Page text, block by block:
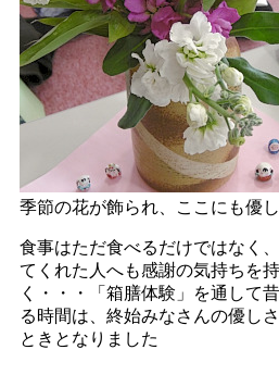
季節の花が飾られ、ここにも優
食事はただ食べるだけではなく
てくれた人へも感謝の気持ちを
く・・・「箱膳体験」を通して
る時間は、終始みなさんの優し
ときとなりました